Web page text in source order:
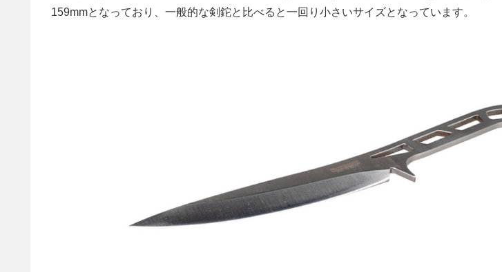
159mmとなっており、一般的な剣鉈と比べると一回り小さいサイズとなっています。